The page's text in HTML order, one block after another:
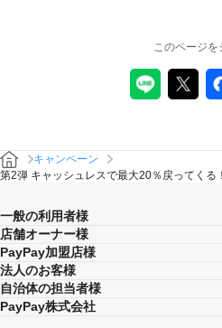
このページを
キャンペーン
第2弾 キャッシュレスで最大20％戻ってくる
一般の利用者様
店舗オーナー様
PayPay加盟店様
法人のお客様
自治体の担当者様
PayPay株式会社